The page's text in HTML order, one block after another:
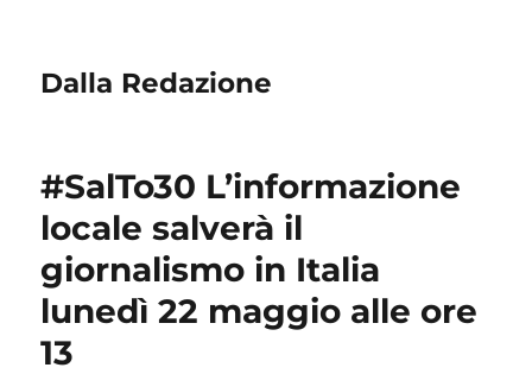
Dalla Redazione
#SalTo30 L’informazione
locale salverà il
giornalismo in Italia
lunedì 22 maggio alle ore
13